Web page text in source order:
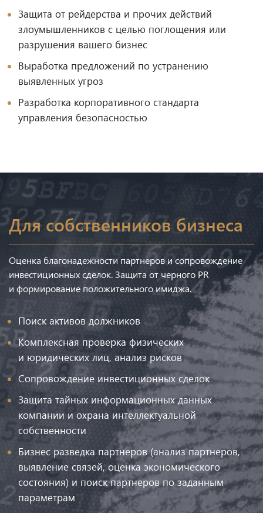
Защита от рейдерства и прочих действий
злоумышленников с целью поглощения или
разрушения вашего бизнес
Выработка предложений по устранению
выявленных угроз
Разработка корпоративного стандарта
управления безопасностью
Для собственников бизнеса
Оценка благонадежности партнеров и сопровождение
инвестиционных сделок. Защита от черного PR
и формирование положительного имиджа.
Поиск активов должников
Комплексная проверка физических
и юридических лиц, анализ рисков
Сопровождение инвестиционных сделок
Защита тайных информационных данных
компании и охрана интеллектуальной
собственности
Бизнес разведка партнеров (анализ партнеров,
выявление связей, оценка экономического
состояния) и поиск партнеров по заданным
параметрам